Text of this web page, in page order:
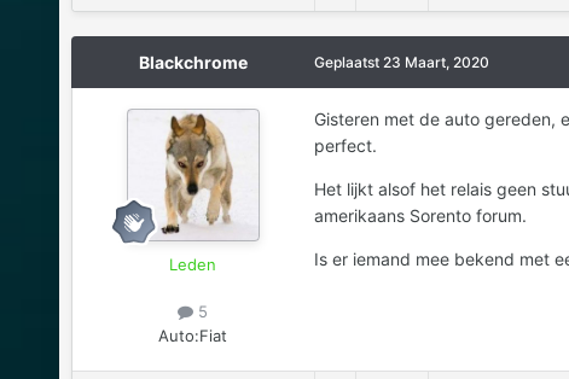
Blackchrome
Leden
5
Auto:Fiat
Geplaatst 23 Maart, 2020
Gisteren met de auto gereden,
perfect.
Het lijkt alsof het relais geen
amerikaans Sorento forum.
Is er iemand mee bekend met